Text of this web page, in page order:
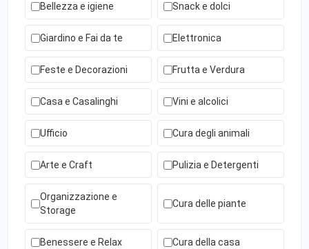
Bellezza e igiene Snack e dolci
Giardino e Fai da te Elettronica
Feste e Decorazioni Frutta e Verdura
Casa e Casalinghi Vini e alcolici
Ufficio Cura degli animali
Arte e Craft Pulizia e Detergenti
Organizzazione e
Storage
Cura delle piante
Benessere e Relax Cura della casa